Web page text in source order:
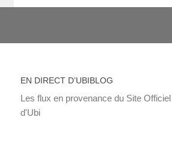
EN DIRECT D’UBIBLOG
Les flux en provenance du Site Officiel
d'Ubi